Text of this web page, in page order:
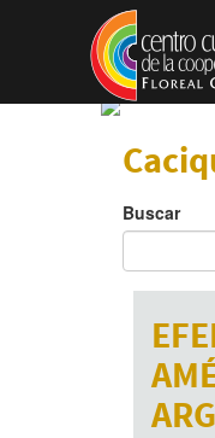
Pasar al contenido principal
Buscar